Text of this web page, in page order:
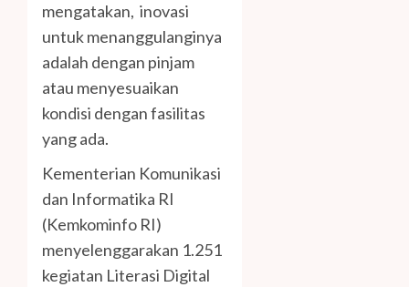
mengatakan, inovasi
untuk menanggulanginya
adalah dengan pinjam
atau menyesuaikan
kondisi dengan fasilitas
yang ada.
Kementerian Komunikasi
dan Informatika RI
(Kemkominfo RI)
menyelenggarakan 1.251
kegiatan Literasi Digital